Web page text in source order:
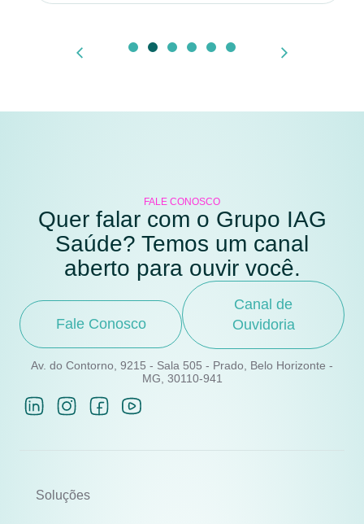
FALE CONOSCO
Quer falar com o Grupo IAG
Saúde? Temos um canal
aberto para ouvir você.
Fale Conosco
Canal de
Ouvidoria
Av. do Contorno, 9215 - Sala 505 - Prado, Belo Horizonte -
MG, 30110-941
Soluções